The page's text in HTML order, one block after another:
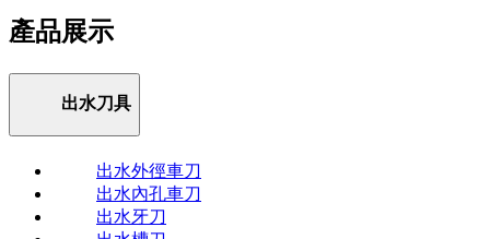
產品展示
出水刀具
出水外徑車刀
出水內孔車刀
出水牙刀